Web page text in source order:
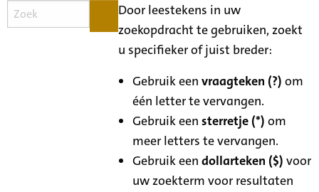
Door leestekens in uw
zoekopdracht te gebruiken, zoekt
u specifieker of juist breder:
Gebruik eenvraagteken (?) om
één letter te vervangen.
Gebruik eensterretje (*) om
meer letters te vervangen.
Gebruik eendollarteken ($) voor
uw zoekterm voor resultaten